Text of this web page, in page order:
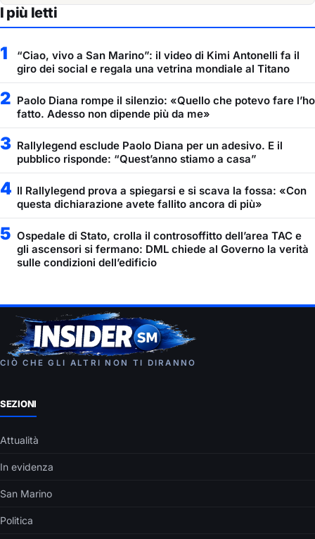
I più letti
1
“Ciao, vivo a San Marino”: il video di Kimi Antonelli fa il
giro dei social e regala una vetrina mondiale al Titano
2 Paolo Diana rompe il silenzio: «Quello che potevo fare l’ho
fatto. Adesso non dipende più da me»
3 Rallylegend esclude Paolo Diana per un adesivo. E il
pubblico risponde: “Quest’anno stiamo a casa”
4 Il Rallylegend prova a spiegarsi e si scava la fossa: «Con
questa dichiarazione avete fallito ancora di più»
5 Ospedale di Stato, crolla il controsoffitto dell’area TAC e
gli ascensori si fermano: DML chiede al Governo la verità
sulle condizioni dell’edificio
CIÒ CHE GLI ALTRI NON TI DIRANNO
SEZIONI
Attualità
In evidenza
San Marino
Politica